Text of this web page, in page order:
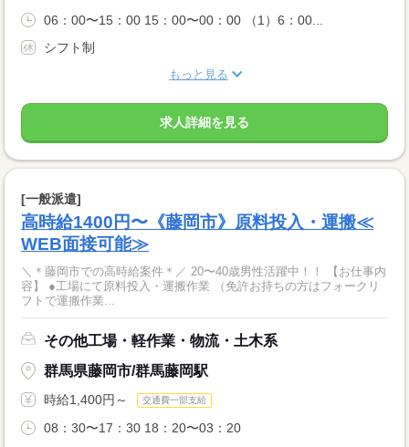
06：00〜15：00 15：00〜00：00 （1）6：00...
シフト制
もっと見る
求人詳細を見る
[一般派遣]
高時給1400円〜《藤岡市》原料投入・運搬≪
WEB面接可能≫
＼＊藤岡市での高時給案件＊／ 20〜40歳男性活躍中！！ 【お仕事内
容】 ●工場にて原料投入・運搬作業 （免許お持ちの方はフォークリ
フトで運搬作業...
その他工場・軽作業・物流・土木系
群馬県藤岡市/群馬藤岡駅
時給1,400円～ 交通費一部支給
08：30〜17：30 18：20〜03：20